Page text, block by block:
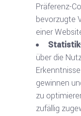
Präferenz-
bevorzugte
einer
über die
gewinnen
zu
zufällig